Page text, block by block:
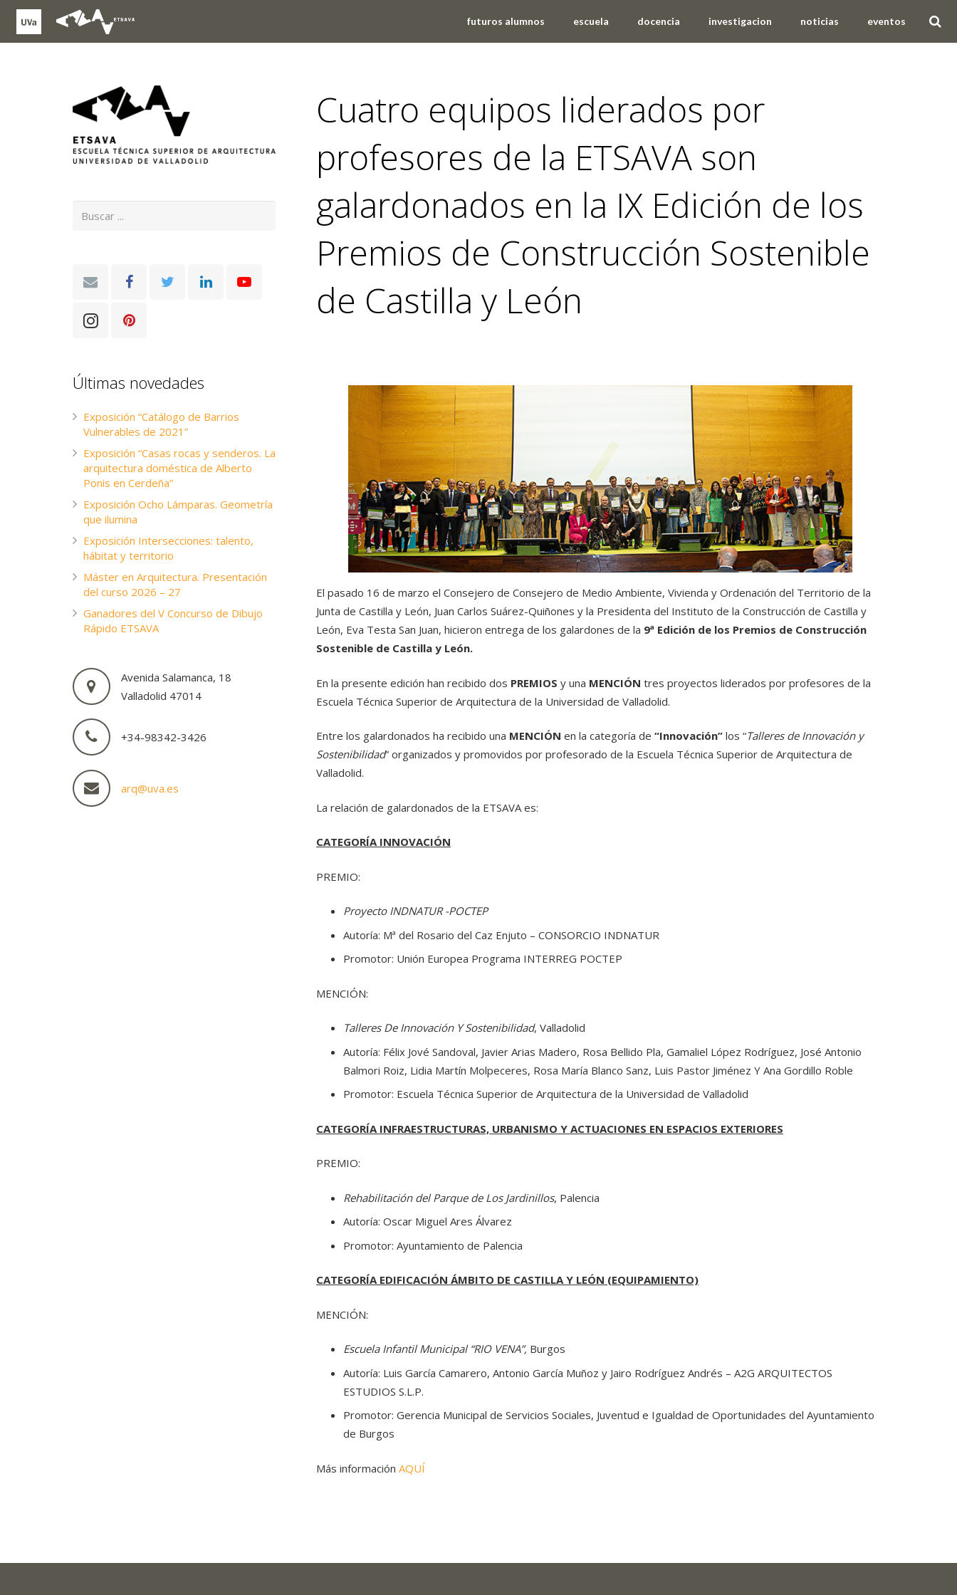
futuros alumnos escuela docencia investigacion noticias eventos
Cuatro equipos liderados por
profesores de la ETSAVA son
galardonados en la IX Edición de los
Premios de Construcción Sostenible
de Castilla y León
El pasado 16 de marzo el Consejero de Consejero de Medio Ambiente, Vivienda y Ordenación del Territorio de la
Junta de Castilla y León, Juan Carlos Suárez-Quiñones y la Presidenta del Instituto de la Construcción de Castilla y
León, Eva Testa San Juan, hicieron entrega de los galardones de la 9ª Edición de los Premios de Construcción
Sostenible de Castilla y León.
En la presente edición han recibido dos PREMIOS y una MENCIÓN tres proyectos liderados por profesores de la
Escuela Técnica Superior de Arquitectura de la Universidad de Valladolid.
Entre los galardonados ha recibido una MENCIÓN en la categoría de “Innovación” los “Talleres de Innovación y
Sostenibilidad” organizados y promovidos por profesorado de la Escuela Técnica Superior de Arquitectura de
Valladolid.
La relación de galardonados de la ETSAVA es:
CATEGORÍA INNOVACIÓN
PREMIO:
Proyecto INDNATUR -POCTEP
Autoría: Mª del Rosario del Caz Enjuto – CONSORCIO INDNATUR
Promotor: Unión Europea Programa INTERREG POCTEP
MENCIÓN:
Talleres De Innovación Y Sostenibilidad, Valladolid
Autoría: Félix Jové Sandoval, Javier Arias Madero, Rosa Bellido Pla, Gamaliel López Rodríguez, José Antonio
Balmori Roiz, Lidia Martín Molpeceres, Rosa María Blanco Sanz, Luis Pastor Jiménez Y Ana Gordillo Roble
Promotor: Escuela Técnica Superior de Arquitectura de la Universidad de Valladolid
CATEGORÍA INFRAESTRUCTURAS, URBANISMO Y ACTUACIONES EN ESPACIOS EXTERIORES
PREMIO:
Rehabilitación del Parque de Los Jardinillos, Palencia
Autoría: Oscar Miguel Ares Álvarez
Promotor: Ayuntamiento de Palencia
CATEGORÍA EDIFICACIÓN ÁMBITO DE CASTILLA Y LEÓN (EQUIPAMIENTO)
MENCIÓN:
Escuela Infantil Municipal “RIO VENA”, Burgos
Autoría: Luis García Camarero, Antonio García Muñoz y Jairo Rodríguez Andrés – A2G ARQUITECTOS
ESTUDIOS S.L.P.
Promotor: Gerencia Municipal de Servicios Sociales, Juventud e Igualdad de Oportunidades del Ayuntamiento
de Burgos
Más información AQUÍ
Últimas novedades
Exposición “Catálogo de Barrios
Vulnerables de 2021”
Exposición “Casas rocas y senderos. La
arquitectura doméstica de Alberto
Ponis en Cerdeña”
Exposición Ocho Lámparas. Geometría
que ilumina
Exposición Intersecciones: talento,
hábitat y territorio
Máster en Arquitectura. Presentación
del curso 2026 – 27
Ganadores del V Concurso de Dibujo
Rápido ETSAVA
Avenida Salamanca, 18
Valladolid 47014
+34-98342-3426
arq@uva.es